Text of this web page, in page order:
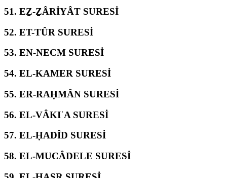
51. EẔ-ẔÂRİYÂT SURESİ
52. ET-TÛR SURESİ
53. EN-NECM SURESİ
54. EL-KAMER SURESİ
55. ER-RAḤMÂN SURESİ
56. EL-VÂKIʿA SURESİ
57. EL-ḤADÎD SURESİ
58. EL-MUCÂDELE SURESİ